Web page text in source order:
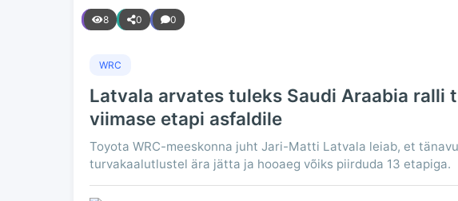
8 0 0
WRC
Latvala arvates tuleks Saudi Araabia ralli
viimase etapi asfaldile
Toyota WRC-meeskonna juht Jari-Matti Latvala leiab, et
turvakaalutlustel ära jätta ja hooaeg võiks piirduda 13 etapiga.